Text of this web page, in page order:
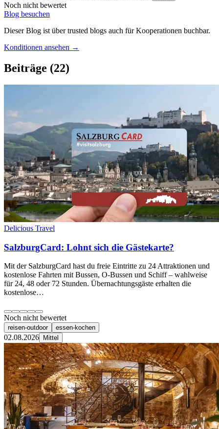
Noch nicht bewertet
Blog besuchen
Dieser Blog ist über trusted blogs auch für Kooperationen buchbar.
Konditionen ansehen →
Beiträge (22)
Delicious Travel
SalzburgCard: Lohnt sich die Gästekarte?
Mit der SalzburgCard hast du freie Eintritte zu 24 Attraktionen und
kostenlose Fahrten mit Bussen, O-Bussen und Schiff – wahlweise
für 24, 48 oder 72 Stunden. Übernachtungsgäste erhalten die
kostenlose…
Noch nicht bewertet
reisen-outdoor essen-kochen
02.08.2026 Mittel